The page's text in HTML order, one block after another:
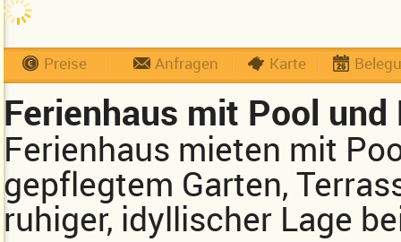
Preise Anfragen Karte
Ferienhaus mit Pool
Ferienhaus mieten mit
gepflegtem Garten,
ruhiger, idyllischer Lage